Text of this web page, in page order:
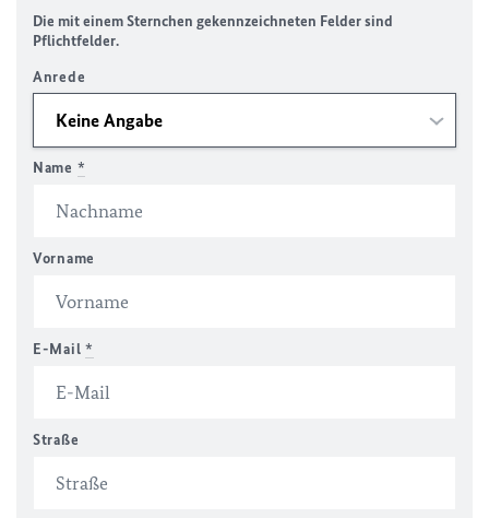
Die mit einem Sternchen gekennzeichneten Felder sind
Pflichtfelder.
Anrede
Name *
Vorname
E-Mail *
Straße